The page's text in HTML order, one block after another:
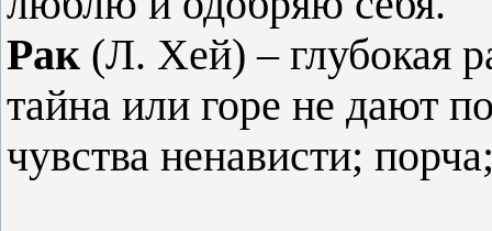
Рак (Л. Хей) – глубокая
тайна или горе не дают
чувства ненависти;